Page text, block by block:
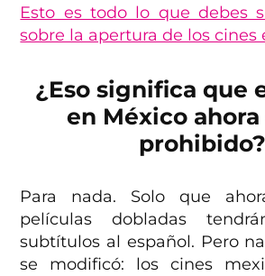
Esto es todo lo que debes
sobre la apertura de los cines
¿Eso significa que
en México ahora
prohibido?
Para nada. Solo que
películas dobladas
subtítulos al español. Pero
se modificó: los cines